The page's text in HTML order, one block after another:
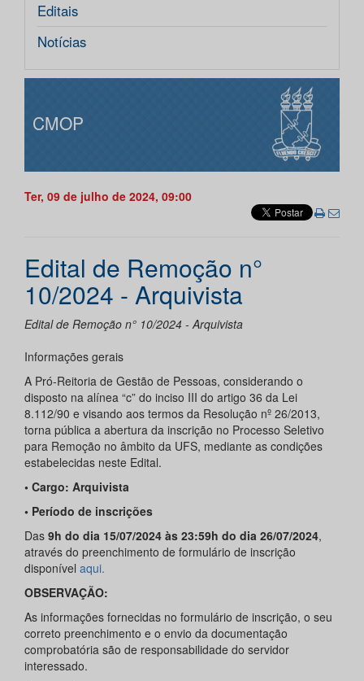
Editais
Notícias
CMOP
Ter, 09 de julho de 2024, 09:00
Edital de Remoção n°
10/2024 - Arquivista
Edital de Remoção n° 10/2024 - Arquivista
Informações gerais
A Pró-Reitoria de Gestão de Pessoas, considerando o
disposto na alínea “c” do inciso III do artigo 36 da Lei
8.112/90 e visando aos termos da Resolução nº 26/2013,
torna pública a abertura da inscrição no Processo Seletivo
para Remoção no âmbito da UFS, mediante as condições
estabelecidas neste Edital.
• Cargo: Arquivista
• Período de inscrições
Das 9h do dia 15/07/2024 às 23:59h do dia 26/07/2024,
através do preenchimento de formulário de inscrição
disponível aqui.
OBSERVAÇÃO:
As informações fornecidas no formulário de inscrição, o seu
correto preenchimento e o envio da documentação
comprobatória são de responsabilidade do servidor
interessado.